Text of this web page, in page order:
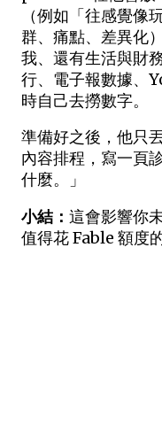
（例如「往感覺像
群、痛點、差異化
我、還有生活與財
行、電子報數據、
時自己去撈數字。
準備好之後，他只
內容排程，寫一頁
什麼。」
小結： 這會影響你
值得花 Fable 額度